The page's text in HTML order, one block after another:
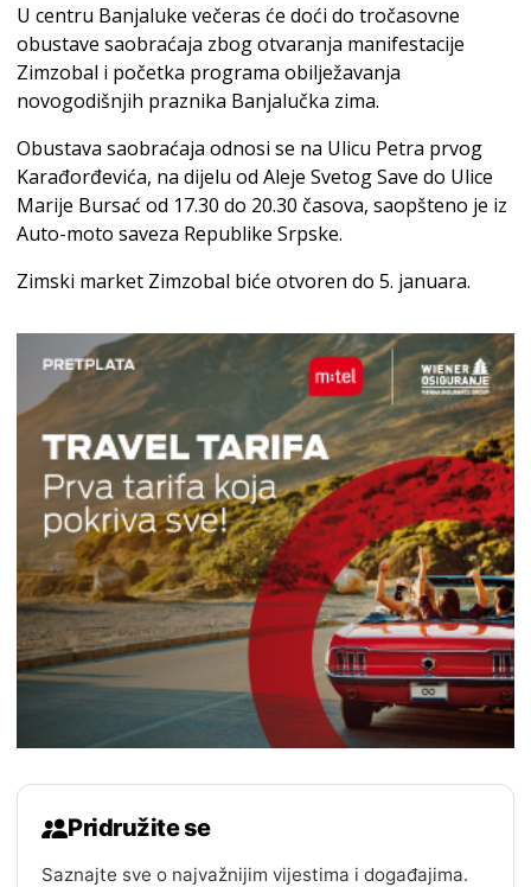
U centru Banjaluke večeras će doći do tročasovne
obustave saobraćaja zbog otvaranja manifestacije
Zimzobal i početka programa obilježavanja
novogodišnjih praznika Banjalučka zima.
Obustava saobraćaja odnosi se na Ulicu Petra prvog
Karađorđevića, na dijelu od Aleje Svetog Save do Ulice
Marije Bursać od 17.30 do 20.30 časova, saopšteno je iz
Auto-moto saveza Republike Srpske.
Zimski market Zimzobal biće otvoren do 5. januara.
Pridružite se
Saznajte sve o najvažnijim vijestima i događajima.